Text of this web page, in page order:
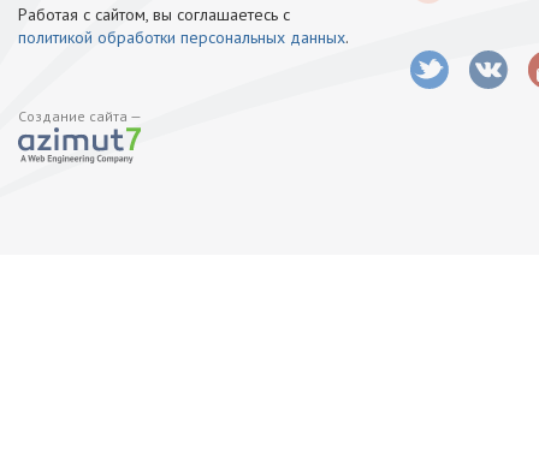
Работая с сайтом, вы соглашаетесь с
политикой обработки персональных данных.
Создание сайта —